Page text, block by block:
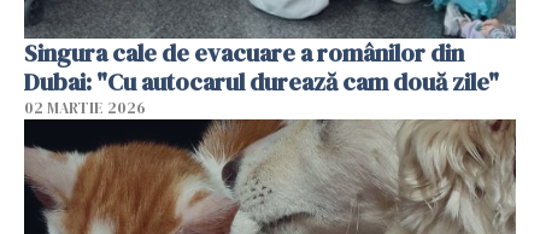
Singura cale de evacuare a românilor din
Dubai: "Cu autocarul durează cam două zile"
02 MARTIE 2026